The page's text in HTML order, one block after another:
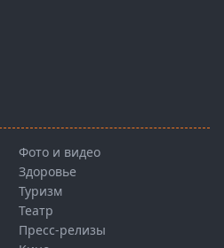
Фото и видео
Здоровье
Туризм
Театр
Пресс-релизы